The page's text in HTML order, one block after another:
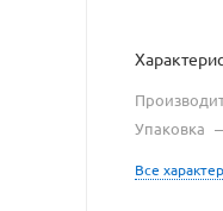
Упаковка
Все